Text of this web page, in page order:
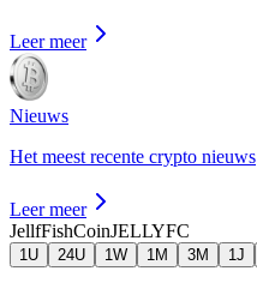
Leer meer
Nieuws
Het meest recente crypto nieuws
Leer meer
JellfFishCoinJELLYFC
1U 24U 1W 1M 3M 1J